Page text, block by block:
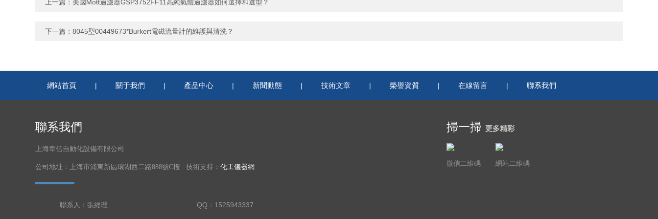
上一篇： 美國Mott過濾器GSP3752FF11高純氣體過濾器如何選擇和選型？
下一篇： 8045型00449673*Burkert電磁流量計的維護與清洗？
網站首頁 | 關于我們 | 產品中心 | 新聞動態 | 技術文章 | 榮譽資質 | 在線留言 | 聯系我們
聯系我們
上海韋信自動化設備有限公司
公司地址：上海市浦東新區環湖西二路888號C樓 技術支持： 化工儀器網
聯系人：張經理 QQ：1525943337
掃一掃 更多精彩
微信二維碼 網站二維碼